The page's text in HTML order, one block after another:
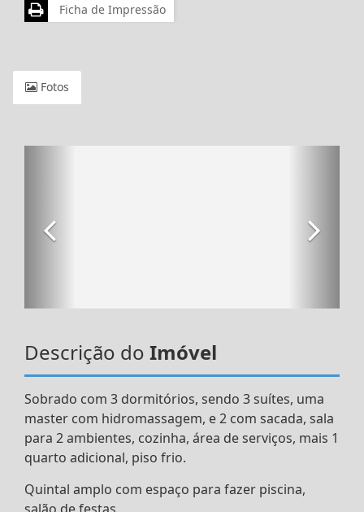
Ficha de Impressão
Fotos
Descrição do Imóvel
Sobrado com 3 dormitórios, sendo 3 suítes, uma
master com hidromassagem, e 2 com sacada, sala
para 2 ambientes, cozinha, área de serviços, mais 1
quarto adicional, piso frio.
Quintal amplo com espaço para fazer piscina,